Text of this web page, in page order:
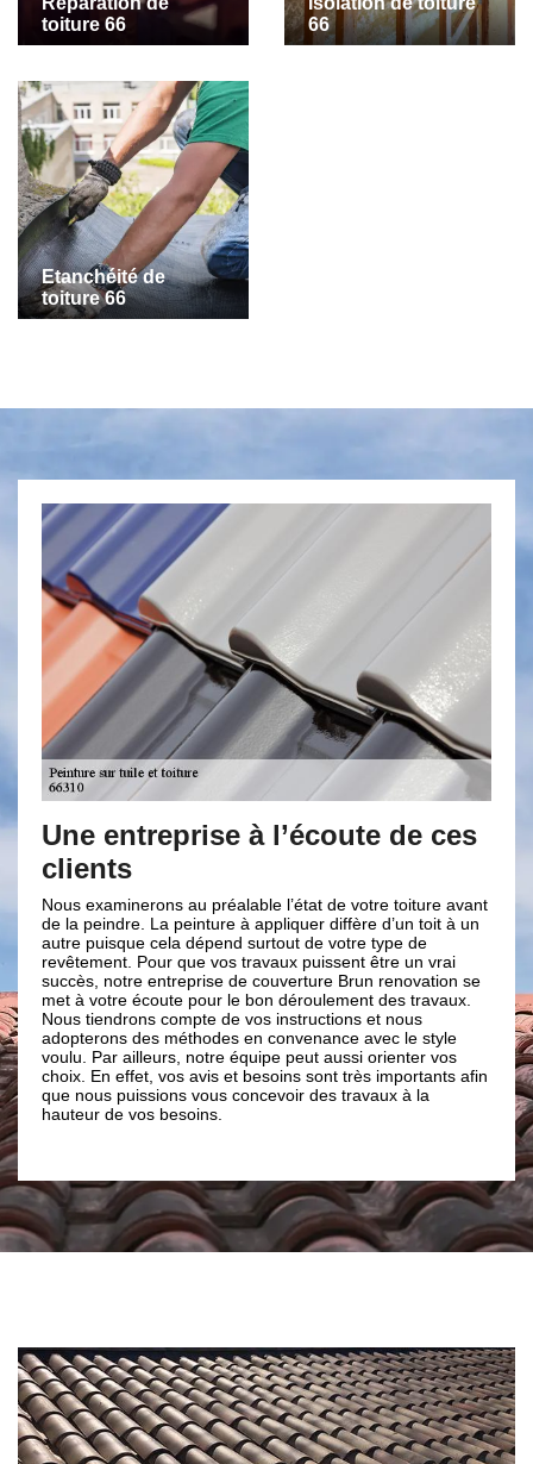
toiture 66
66
Etanchéité de
toiture 66
à l’écoute de ces
au préalable l’état de votre toiture avant
La peinture à appliquer diffère d’un toit à un
cela dépend surtout de votre type de
Pour que vos travaux puissent être un vrai
notre entreprise de couverture Brun renovation se
écoute pour le bon déroulement des travaux.
compte de vos instructions et nous
des méthodes en convenance avec le style
ailleurs, notre équipe peut aussi orienter vos
effet, vos avis et besoins sont très importants afin
puissions vous concevoir des travaux à la
de vos besoins.
Brun
toiture
Procéder à une
rénover et à
fournir un toit
couverture Brun
peintures
appliquerons une
que l’étanchéité
peinture soit
le champ à traiter
de saletés. Pour
notre entreprise